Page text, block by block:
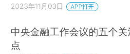
2023年11月03日 APP打开
中央金融工作会议的五个关
点